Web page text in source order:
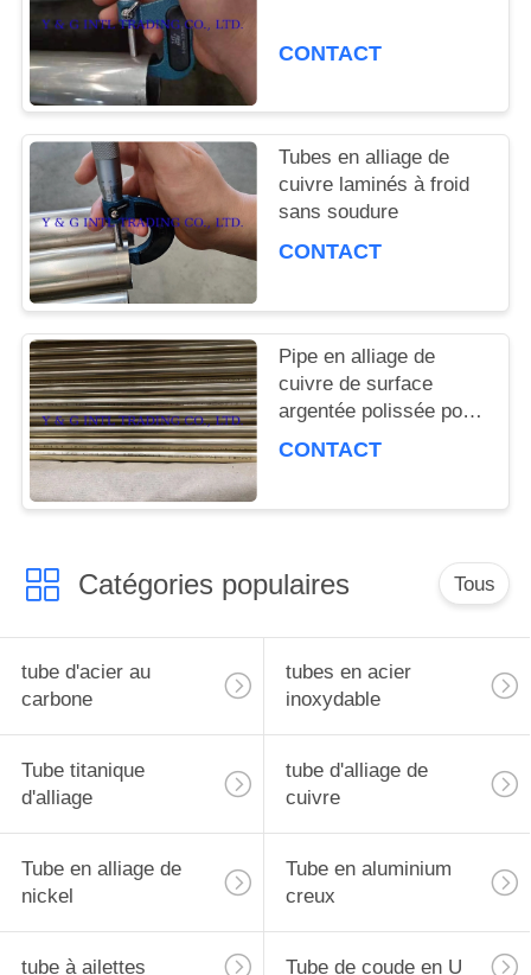
PLAN
DU
SITE
PRIVACY
POLICY
CONTACT
Tubes en alliage de
cuivre laminés à froid
sans soudure
CONTACT
Pipe en alliage de
cuivre de surface
argentée polissée pour
la décoration de
CONTACT
Catégories populaires Tous
tube d'acier au
carbone
tubes en acier
inoxydable
Tube titanique
d'alliage
tube d'alliage de
cuivre
Tube en alliage de
nickel
Tube en aluminium
creux
tube à ailettes Tube de coude en U